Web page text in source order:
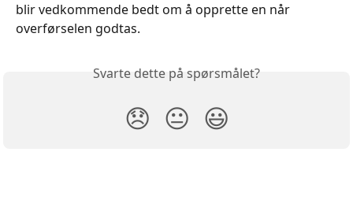
blir vedkommende bedt om å opprette en når
overførselen godtas.
Svarte dette på spørsmålet?
😞 😐 😃